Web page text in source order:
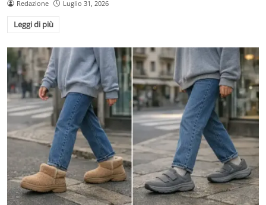
Redazione Luglio 31, 2026
Leggi di più